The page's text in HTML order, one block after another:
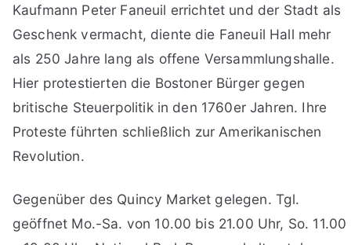
Kaufmann Peter Faneuil errichtet und der Stadt als
Geschenk vermacht, diente die Faneuil Hall mehr
als 250 Jahre lang als offene Versammlungshalle.
Hier protestierten die Bostoner Bürger gegen
britische Steuerpolitik in den 1760er Jahren. Ihre
Proteste führten schließlich zur Amerikanischen
Revolution.
Gegenüber des Quincy Market gelegen. Tgl.
geöffnet Mo.-Sa. von 10.00 bis 21.00 Uhr, So. 11.00